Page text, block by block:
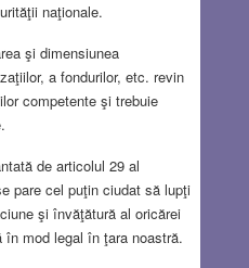
naţionale.
şi dimensiunea
a fondurilor, etc. revin
competente şi trebuie
de articolul 29 al
pare cel puţin ciudat să lupţi
şi învăţătură al oricărei
mod legal în ţara noastră.